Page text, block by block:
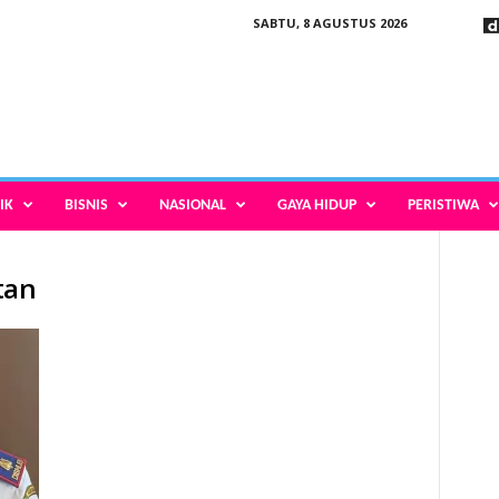
SABTU, 8 AGUSTUS 2026
BISNIS NASIONAL GAYA HIDUP PERISTIWA